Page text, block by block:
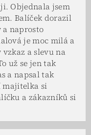
Objednala jsem
Balíček dorazil
naprosto
je moc milá a
a slevu na
už se jen tak
a napsal tak
majitelka si
a zákazníků si